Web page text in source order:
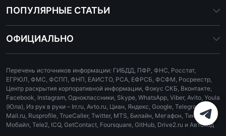
ПОПУЛЯРНЫЕ СТАТЬИ
ОФИЦИАЛЬНО
Перечень источников информации: ГИБДД, ПФР, ФНС, Росстат,
ЕГРЮЛ, ФМС, ФСПП, ФНП, ЕАИСТО, РСА, ЕФРСБ, ФСФМ, Росреестр,
Центр раскрытия корпоративной информации, Фокус СКБ, Вконтакте,
Facebook, Instagram, Одноклассники, Skype, WhatsApp, Viber, Avito, Youla
(Юла), Из рук в руки – Irr.ru, Avto.ru, Циан, Яндекс, Google, Telegram,
Mail.ru, Rusprofile, TrueCaller, Twitter, MTS, Билайн, Мегафон, Тинькофф
Мобайл, Tele2, ICQ, GetContact, Foursquare, GitHub, Drive2.ru и Автокод